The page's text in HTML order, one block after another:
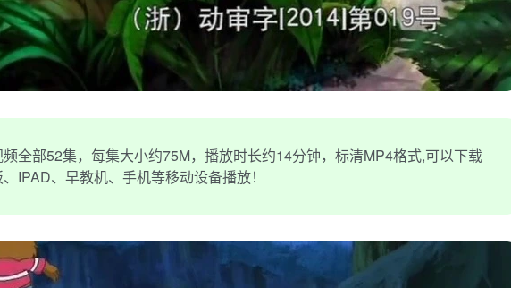
全部52集，每集大小约75M，播放时长约14分钟，标清MP4格式,可以下载
IPAD、早教机、手机等移动设备播放！